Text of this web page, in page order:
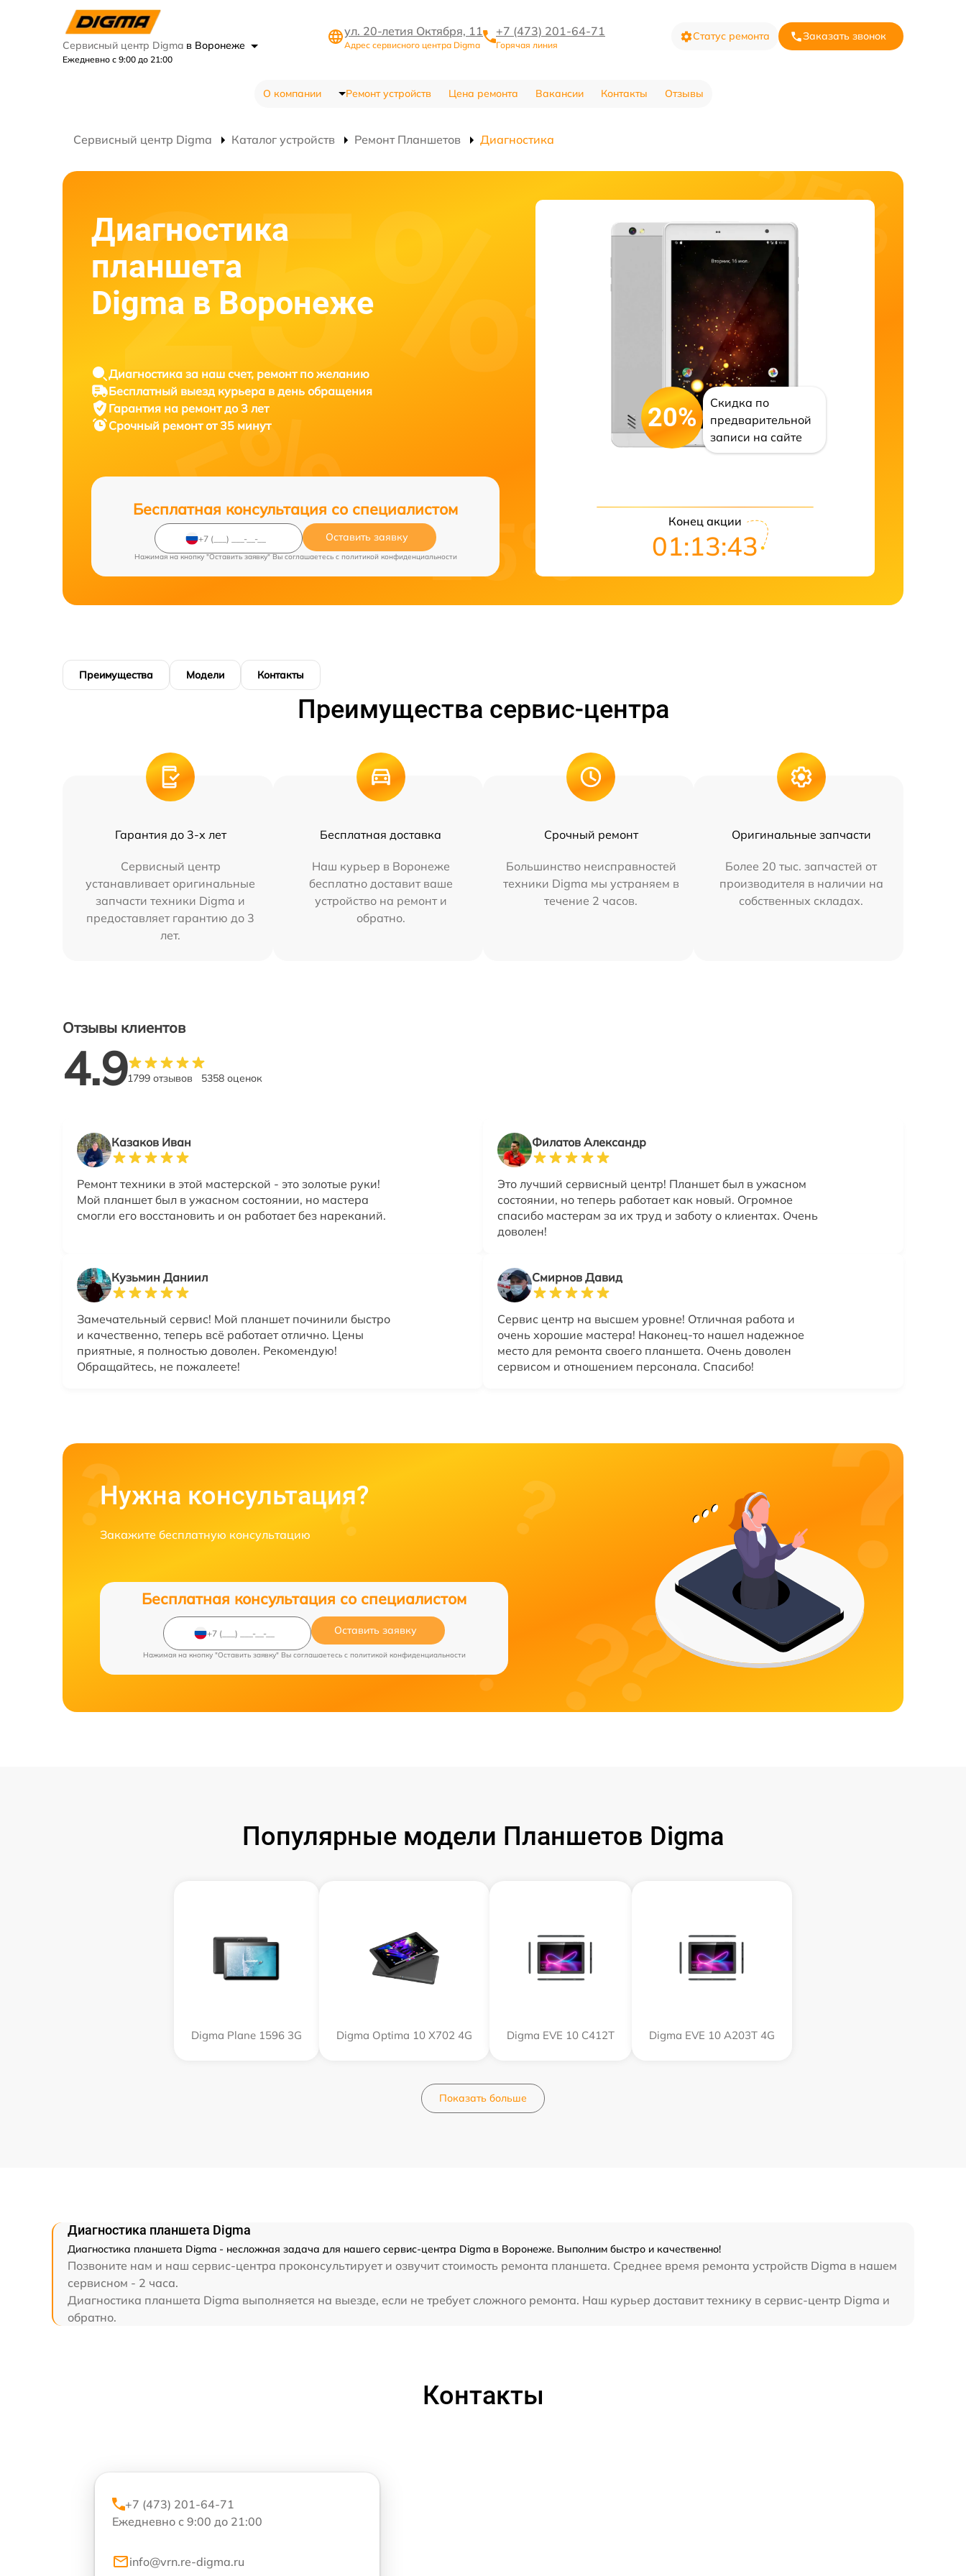
Сервисный центр Digma в Воронеже
Ежедневно с 9:00 до 21:00
ул. 20-летия Октября, 11
Адрес сервисного центра Digma
+7 (473) 201-64-71
Горячая линия
Статус ремонта Заказать звонок
О компании Ремонт устройств Цена ремонта Вакансии Контакты Отзывы
Сервисный центр Digma Каталог устройств Ремонт Планшетов Диагностика
Диагностика
планшета
Digma в Воронеже
Диагностика за наш счет, ремонт по желанию
Бесплатный выезд курьера в день обращения
Гарантия на ремонт до 3 лет
Срочный ремонт от 35 минут
Бесплатная консультация со специалистом
Оставить заявку
Нажимая на кнопку "Оставить заявку" Вы соглашаетесь c политикой конфиденциальности
20%
Скидка по
предварительной
записи на сайте
Конец акции
01:13:42
Преимущества Модели Контакты
Преимущества сервис-центра
Гарантия до 3-х лет
Сервисный центр
устанавливает оригинальные
запчасти техники Digma и
предоставляет гарантию до 3
лет.
Бесплатная доставка
Наш курьер в Воронеже
бесплатно доставит ваше
устройство на ремонт и
обратно.
Срочный ремонт
Большинство неисправностей
техники Digma мы устраняем в
течение 2 часов.
Оригинальные запчасти
Более 20 тыс. запчастей от
производителя в наличии на
собственных складах.
Отзывы клиентов
4.91799 отзывов 5358 оценок
Казаков Иван
Ремонт техники в этой мастерской - это золотые руки!
Мой планшет был в ужасном состоянии, но мастера
смогли его восстановить и он работает без нареканий.
Филатов Александр
Это лучший сервисный центр! Планшет был в ужасном
состоянии, но теперь работает как новый. Огромное
спасибо мастерам за их труд и заботу о клиентах. Очень
доволен!
Кузьмин Даниил
Замечательный сервис! Мой планшет починили быстро
и качественно, теперь всё работает отлично. Цены
приятные, я полностью доволен. Рекомендую!
Обращайтесь, не пожалеете!
Смирнов Давид
Сервис центр на высшем уровне! Отличная работа и
очень хорошие мастера! Наконец-то нашел надежное
место для ремонта своего планшета. Очень доволен
сервисом и отношением персонала. Спасибо!
Нужна консультация?
Закажите бесплатную консультацию
Бесплатная консультация со специалистом
Оставить заявку
Нажимая на кнопку "Оставить заявку" Вы соглашаетесь c политикой конфиденциальности
Популярные модели Планшетов Digma
Digma Plane 1596 3G Digma Optima 10 X702 4G Digma EVE 10 C412T Digma EVE 10 A203T 4G
Показать больше
Диагностика планшета Digma
Диагностика планшета Digma - несложная задача для нашего сервис-центра Digma в Воронеже. Выполним быстро и качественно!
Позвоните нам и наш сервис-центра проконсультирует и озвучит стоимость ремонта планшета. Среднее время ремонта устройств Digma в нашем
сервисном - 2 часа.
Диагностика планшета Digma выполняется на выезде, если не требует сложного ремонта. Наш курьер доставит технику в сервис-центр Digma и
обратно.
Контакты
+7 (473) 201-64-71
Ежедневно с 9:00 до 21:00
info@vrn.re-digma.ru